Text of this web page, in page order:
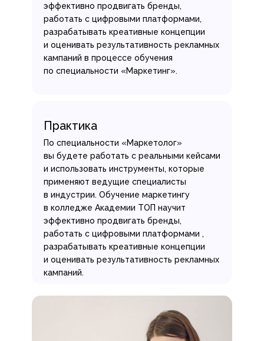
эффективно продвигать бренды,
работать с цифровыми платформами,
разрабатывать креативные концепции
и оценивать результативность рекламных
кампаний в процессе обучения
по специальности «Маркетинг».
Практика
По специальности «Маркетолог»
вы будете работать с реальными кейсами
и использовать инструменты, которые
применяют ведущие специалисты
в индустрии. Обучение маркетингу
в колледже Академии ТОП научит
эффективно продвигать бренды,
работать с цифровыми платформами ,
разрабатывать креативные концепции
и оценивать результативность рекламных
кампаний.